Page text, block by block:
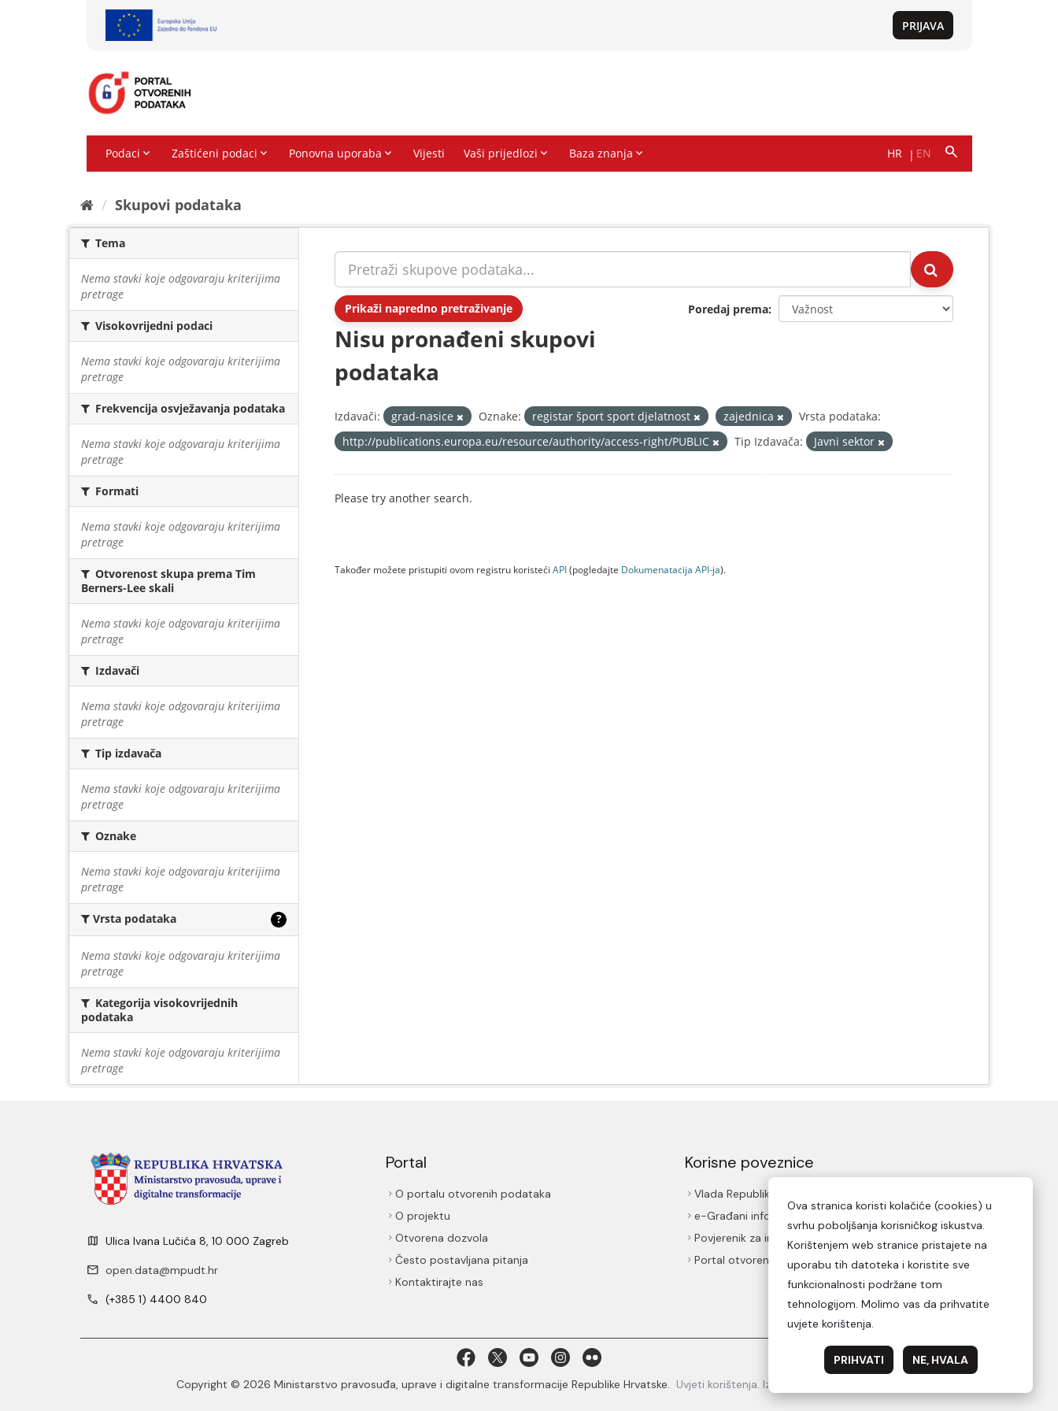
Skupovi podаtаkа
Tema
Nema stavki koje odgovaraju kriterijima
pretrage
Visokovrijedni podaci
Nema stavki koje odgovaraju kriterijima
pretrage
Frekvencija osvježavanja podataka
Nema stavki koje odgovaraju kriterijima
pretrage
Formati
Nema stavki koje odgovaraju kriterijima
pretrage
Otvorenost skupa prema Tim
Berners-Lee skali
Nema stavki koje odgovaraju kriterijima
pretrage
Izdavači
Nema stavki koje odgovaraju kriterijima
pretrage
Tip izdavača
Nema stavki koje odgovaraju kriterijima
pretrage
Oznake
Nema stavki koje odgovaraju kriterijima
pretrage
Vrsta podataka ?
Nema stavki koje odgovaraju kriterijima
pretrage
Kategorija visokovrijednih
podataka
Nema stavki koje odgovaraju kriterijima
pretrage
Prikaži napredno pretraživanje Poredaj prema
Nisu pronađeni skupovi
podataka
Izdavači: grad-nasice Oznake: registar šport sport djelatnost zajednica
Vrsta podataka:
http://publications.europa.eu/resource/authority/access-right/PUBLIC
Tip Izdavača: Javni sektor
Please try another search.
Također možete pristupiti ovom registru koristeći API(pogledajte Dokumenаtаcijа API-jа).